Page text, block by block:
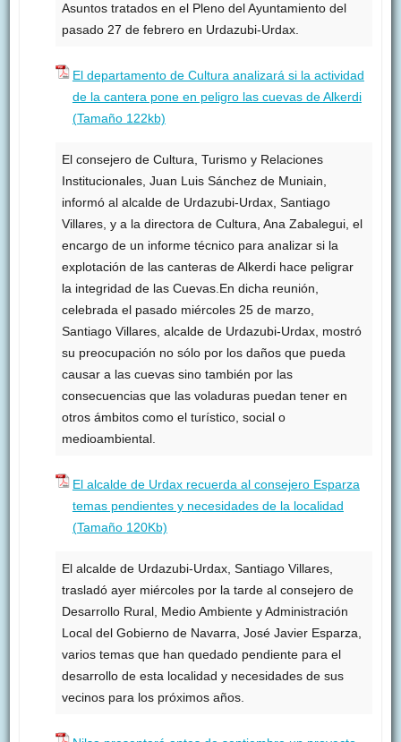
Asuntos tratados en el Pleno del Ayuntamiento del
pasado 27 de febrero en Urdazubi-Urdax.
El departamento de Cultura analizará si la actividad
de la cantera pone en peligro las cuevas de Alkerdi
(Tamaño 122kb)
El consejero de Cultura, Turismo y Relaciones
Institucionales, Juan Luis Sánchez de Muniain,
informó al alcalde de Urdazubi-Urdax, Santiago
Villares, y a la directora de Cultura, Ana Zabalegui, el
encargo de un informe técnico para analizar si la
explotación de las canteras de Alkerdi hace peligrar
la integridad de las Cuevas.En dicha reunión,
celebrada el pasado miércoles 25 de marzo,
Santiago Villares, alcalde de Urdazubi-Urdax, mostró
su preocupación no sólo por los daños que pueda
causar a las cuevas sino también por las
consecuencias que las voladuras puedan tener en
otros ámbitos como el turístico, social o
medioambiental.
El alcalde de Urdax recuerda al consejero Esparza
temas pendientes y necesidades de la localidad
(Tamaño 120Kb)
El alcalde de Urdazubi-Urdax, Santiago Villares,
trasladó ayer miércoles por la tarde al consejero de
Desarrollo Rural, Medio Ambiente y Administración
Local del Gobierno de Navarra, José Javier Esparza,
varios temas que han quedado pendiente para el
desarrollo de esta localidad y necesidades de sus
vecinos para los próximos años.